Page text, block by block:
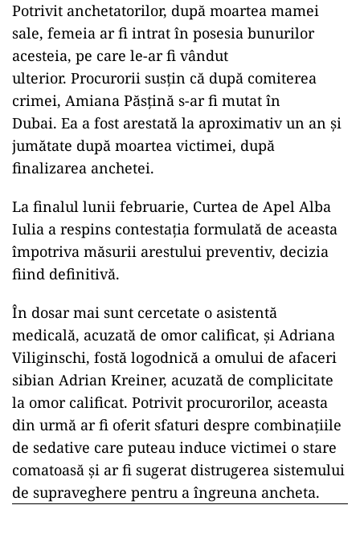
Potrivit anchetatorilor, după moartea mamei
sale, femeia ar fi intrat în posesia bunurilor
acesteia, pe care le-ar fi vândut
ulterior. Procurorii susțin că după comiterea
crimei, Amiana Păsțină s-ar fi mutat în
Dubai. Ea a fost arestată la aproximativ un an și
jumătate după moartea victimei, după
finalizarea anchetei.
La finalul lunii februarie, Curtea de Apel Alba
Iulia a respins contestația formulată de aceasta
împotriva măsurii arestului preventiv, decizia
fiind definitivă.
În dosar mai sunt cercetate o asistentă
medicală, acuzată de omor calificat, și Adriana
Viliginschi, fostă logodnică a omului de afaceri
sibian Adrian Kreiner, acuzată de complicitate
la omor calificat. Potrivit procurorilor, aceasta
din urmă ar fi oferit sfaturi despre combinațiile
de sedative care puteau induce victimei o stare
comatoasă și ar fi sugerat distrugerea sistemului
de supraveghere pentru a îngreuna ancheta.